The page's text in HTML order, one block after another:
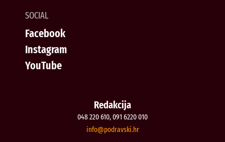
SOCIAL
Facebook
Instagram
YouTube
Redakcija
048 220 610, 091 6220 010
rh.iksvardop
@ofni